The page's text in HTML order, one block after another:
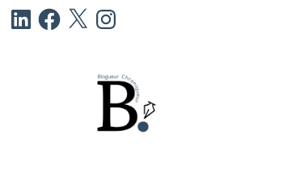
m
a
LinkedInFacebook
X Instagram